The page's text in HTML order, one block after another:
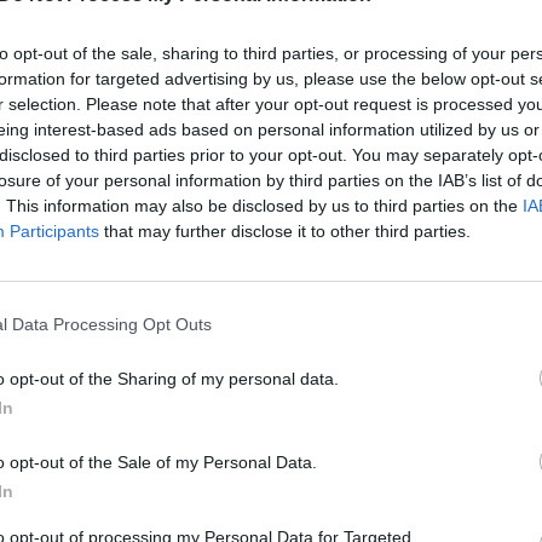
opt-out of the sale, sharing to third parties, or processing of your
for targeted advertising by us, please use the below opt-out
selection. Please note that after your opt-out request is processed
interest-based ads based on personal information utilized by us
to third parties prior to your opt-out. You may separately
of your personal information by third parties on the IAB’s list of
This information may also be disclosed by us to third parties on the
Participants that may further disclose it to other third parties.
Data Processing Opt Outs
opt-out of the Sharing of my personal data.
opt-out of the Sale of my Personal Data.
opt-out of processing my Personal Data for Targeted
diena
Žinios
00:00:59
užsienio politikos
liko už JT Saugumo
K. Kallas: „Jei suteiktume
paskirti derybininką mūsų
nebūtų labai išmintinga“
Žinios | Pasaulis
00:01:20
automobilis įvažiavo
žmonės žuvo, vairuotojas
Pasaulis
Pastebi, kad kritiškas
neigiamų pasekmių: